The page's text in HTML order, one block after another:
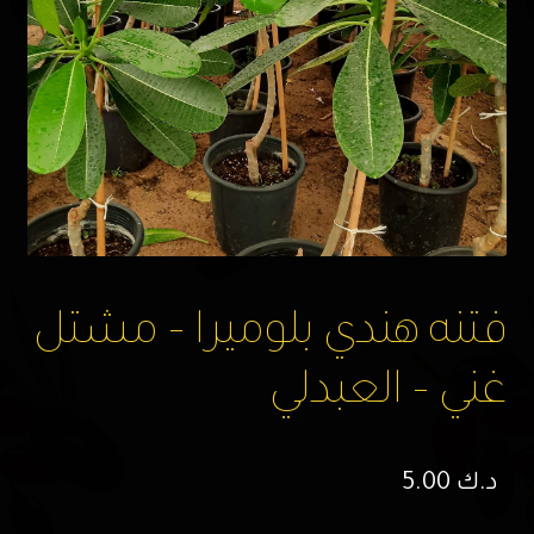
فتنه هندي بلوميرا – مشتل
غني – العبدلي
د.ك